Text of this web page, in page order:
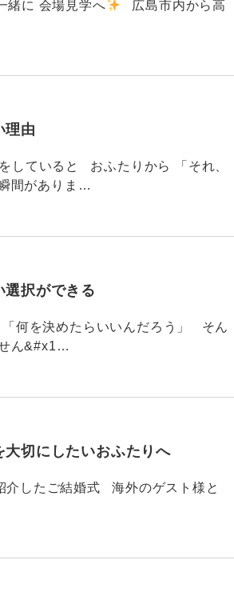
に 会場見学へ
広島市内から高
理由
ていると おふたりから 「それ、
間がありま…
選択ができる
何を決めたらいいんだろう」 そん
ん&#x1…
切にしたいおふたりへ
したご結婚式 海外のゲスト様と